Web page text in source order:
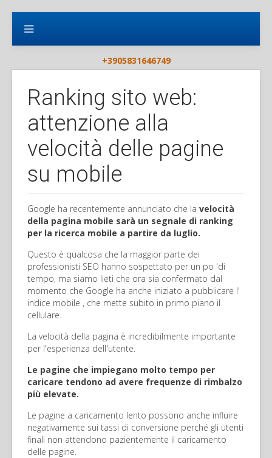
+3905831646749
Ranking sito web:
attenzione alla
velocità delle pagine
su mobile
Google ha recentemente annunciato che la velocità
della pagina mobile sarà un segnale di ranking
per la ricerca mobile a partire da luglio.
Questo è qualcosa che la maggior parte dei
professionisti SEO hanno sospettato per un po 'di
tempo, ma siamo lieti che ora sia confermato dal
momento che Google ha anche iniziato a pubblicare l'
indice mobile , che mette subito in primo piano il
cellulare.
La velocità della pagina è incredibilmente importante
per l'esperienza dell'utente.
Le pagine che impiegano molto tempo per
caricare tendono ad avere frequenze di rimbalzo
più elevate.
Le pagine a caricamento lento possono anche influire
negativamente sui tassi di conversione perché gli utenti
finali non attendono pazientemente il caricamento
delle pagine.